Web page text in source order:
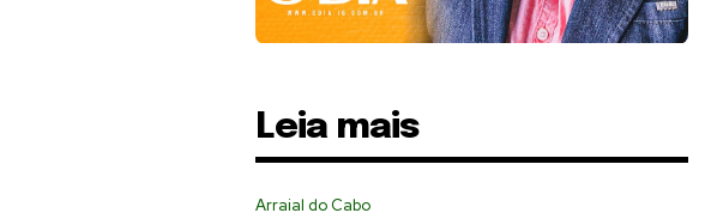
Leia mais
Arraial do Cabo